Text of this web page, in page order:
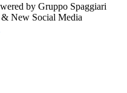
by Gruppo Spaggiari
New Social Media